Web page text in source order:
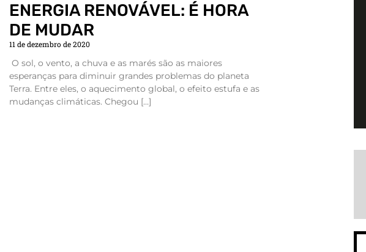
ENERGIA RENOVÁVEL: É HORA
DE MUDAR
11 de dezembro de 2020
O sol, o vento, a chuva e as marés são as maiores
esperanças para diminuir grandes problemas do planeta
Terra. Entre eles, o aquecimento global, o efeito estufa e as
mudanças climáticas. Chegou […]